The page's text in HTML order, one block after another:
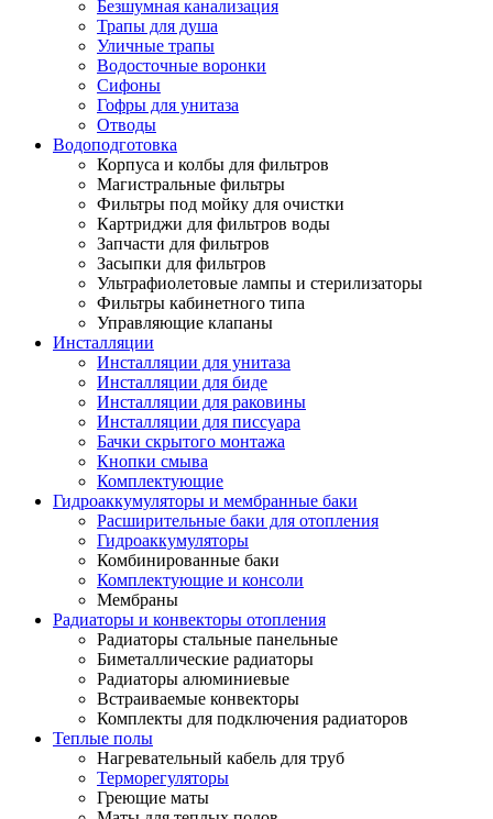
Безшумная канализация
Трапы для душа
Уличные трапы
Водосточные воронки
Сифоны
Гофры для унитаза
Отводы
Водоподготовка
Корпуса и колбы для фильтров
Магистральные фильтры
Фильтры под мойку для очистки
Картриджи для фильтров воды
Запчасти для фильтров
Засыпки для фильтров
Ультрафиолетовые лампы и стерилизаторы
Фильтры кабинетного типа
Управляющие клапаны
Инсталляции
Инсталляции для унитаза
Инсталляции для биде
Инсталляции для раковины
Инсталляции для писсуара
Бачки скрытого монтажа
Кнопки смыва
Комплектующие
Гидроаккумуляторы и мембранные баки
Расширительные баки для отопления
Гидроаккумуляторы
Комбинированные баки
Комплектующие и консоли
Мембраны
Радиаторы и конвекторы отопления
Радиаторы стальные панельные
Биметаллические радиаторы
Радиаторы алюминиевые
Встраиваемые конвекторы
Комплекты для подключения радиаторов
Теплые полы
Нагревательный кабель для труб
Терморегуляторы
Греющие маты